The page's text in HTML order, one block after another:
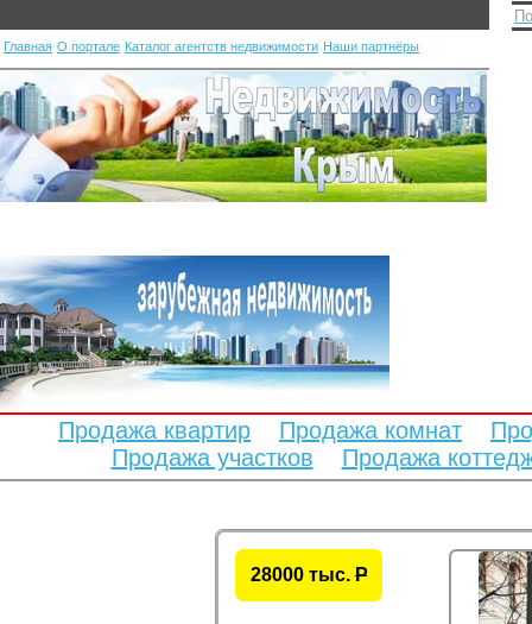
Главная О портале Каталог агентств недвижимости Наши партнёры
Продажа квартир Продажа комнат
Продажа участков
Продажа
28000 тыс. P